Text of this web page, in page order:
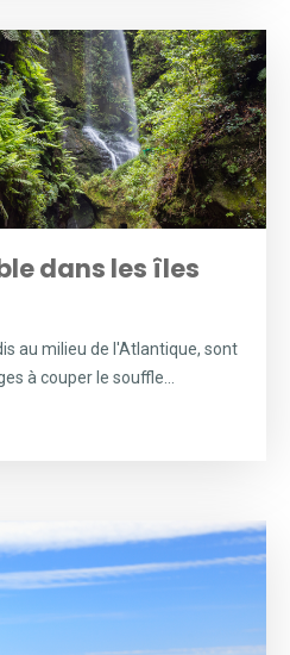
dans les îles
au milieu de l'Atlantique, sont
à couper le souffle...